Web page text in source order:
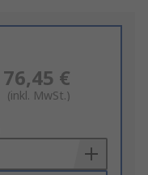
76,45 €
(inkl. MwSt.)